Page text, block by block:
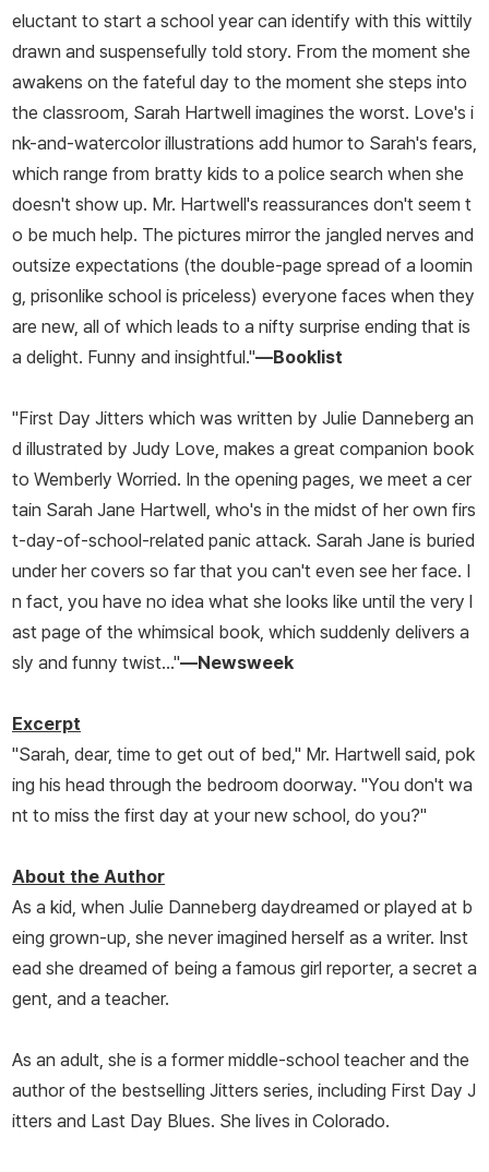
eluctant to start a school year can identify with this wittily
drawn and suspensefully told story. From the moment she
awakens on the fateful day to the moment she steps into
the classroom, Sarah Hartwell imagines the worst. Love's i
nk-and-watercolor illustrations add humor to Sarah's fears,
which range from bratty kids to a police search when she
doesn't show up. Mr. Hartwell's reassurances don't seem t
o be much help. The pictures mirror the jangled nerves and
outsize expectations (the double-page spread of a loomin
g, prisonlike school is priceless) everyone faces when they
are new, all of which leads to a nifty surprise ending that is
a delight. Funny and insightful."—Booklist
"First Day Jitters which was written by Julie Danneberg an
d illustrated by Judy Love, makes a great companion book
to Wemberly Worried. In the opening pages, we meet a cer
tain Sarah Jane Hartwell, who's in the midst of her own firs
t-day-of-school-related panic attack. Sarah Jane is buried
under her covers so far that you can't even see her face. I
n fact, you have no idea what she looks like until the very l
ast page of the whimsical book, which suddenly delivers a
sly and funny twist..."—Newsweek
Excerpt
"Sarah, dear, time to get out of bed," Mr. Hartwell said, pok
ing his head through the bedroom doorway. "You don't wa
nt to miss the first day at your new school, do you?"
About the Author
As a kid, when Julie Danneberg daydreamed or played at b
eing grown-up, she never imagined herself as a writer. Inst
ead she dreamed of being a famous girl reporter, a secret a
gent, and a teacher.
As an adult, she is a former middle-school teacher and the
author of the bestselling Jitters series, including First Day J
itters and Last Day Blues. She lives in Colorado.